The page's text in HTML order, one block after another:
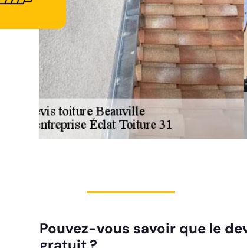
Pouvez-vous savoir que le